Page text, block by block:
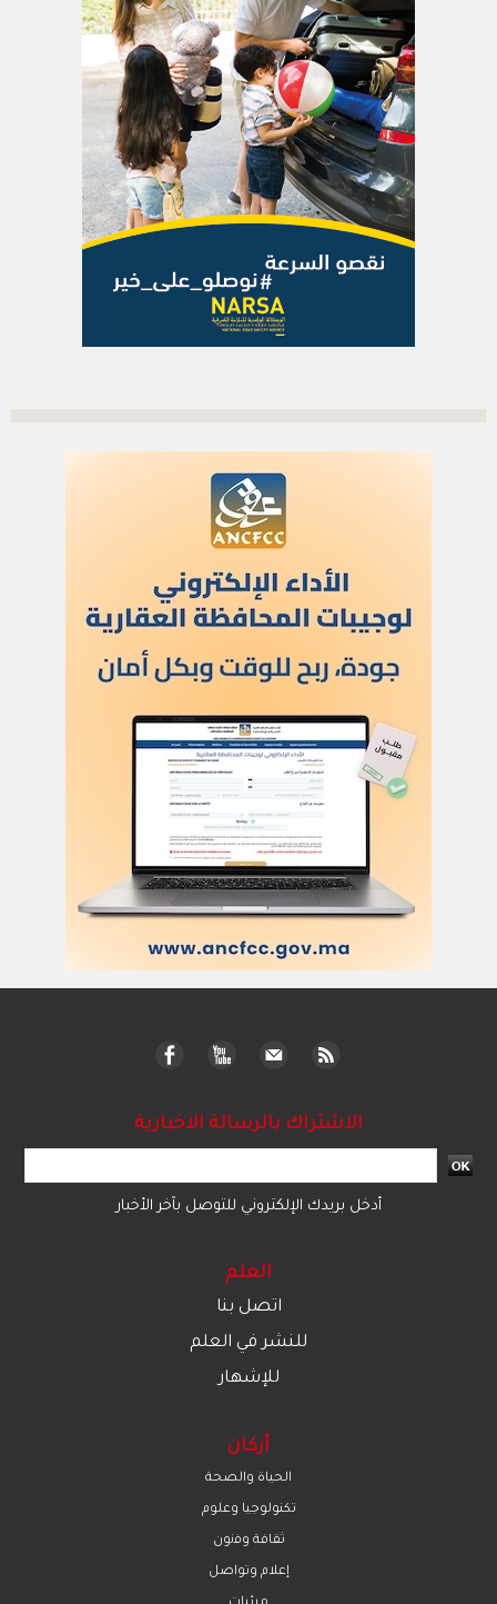
الاشتراك بالرسالة الاخبارية
أدخل بريدك الإلكتروني للتوصل بآخر الأخبار
العلم
اتصل بنا
للنشر في العلم
للإشهار
أركان
الحياة والصحة
تكنولوجيا وعلوم
ﺛﻘﺎﻓﺔ وﻓﻧون
إعلام وتواصل